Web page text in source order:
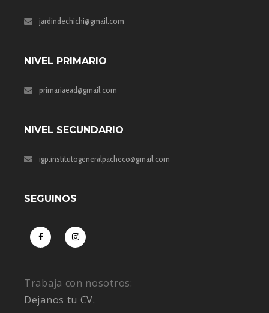
jardindechichi@gmail.com
NIVEL PRIMARIO
primariaead@gmail.com
NIVEL SECUNDARIO
igp.institutogeneralpacheco@gmail.com
SEGUINOS
Trabaja con nosotros:
Dejanos tu CV.